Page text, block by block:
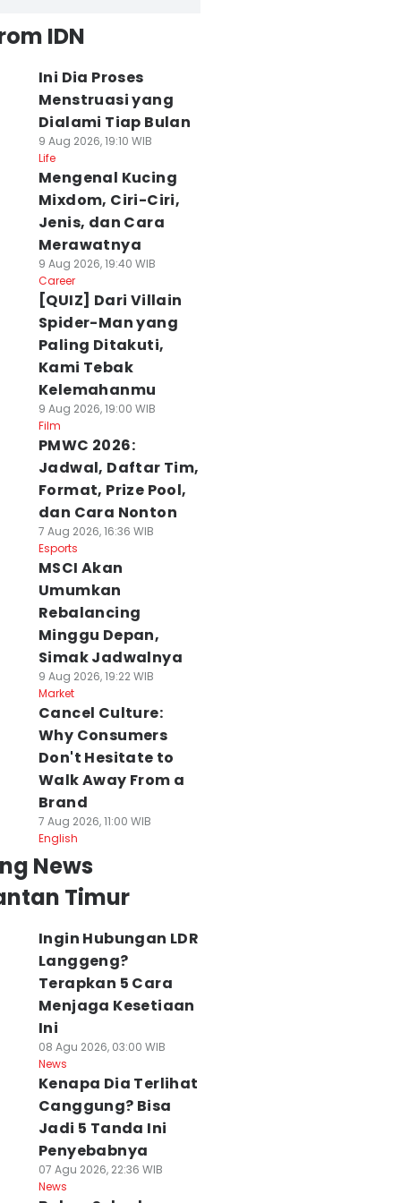
IDN
Ini Dia Proses
Menstruasi yang
Dialami Tiap Bulan
9 Aug 2026, 19:10 WIB
Life
Mengenal Kucing
Mixdom, Ciri-Ciri,
Jenis, dan Cara
Merawatnya
9 Aug 2026, 19:40 WIB
Career
[QUIZ] Dari Villain
Spider-Man yang
Paling Ditakuti,
Kami Tebak
Kelemahanmu
9 Aug 2026, 19:00 WIB
Film
PMWC 2026:
Jadwal, Daftar Tim,
Format, Prize Pool,
dan Cara Nonton
7 Aug 2026, 16:36 WIB
Esports
MSCI Akan
Umumkan
Rebalancing
Minggu Depan,
Simak Jadwalnya
9 Aug 2026, 19:22 WIB
Market
Cancel Culture:
Why Consumers
Don't Hesitate to
Walk Away From a
Brand
7 Aug 2026, 11:00 WIB
English
News
Timur
Ingin Hubungan LDR
Langgeng?
Terapkan 5 Cara
Menjaga Kesetiaan
Ini
08 Agu 2026, 03:00 WIB
News
Kenapa Dia Terlihat
Canggung? Bisa
Jadi 5 Tanda Ini
Penyebabnya
07 Agu 2026, 22:36 WIB
News